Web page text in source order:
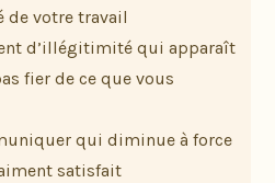
de votre travail
d’illégitimité qui apparaît
fier de ce que vous
qui diminue à force
satisfait